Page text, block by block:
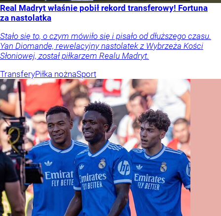
Real Madryt właśnie pobił rekord transferowy! Fortuna
za nastolatka
Stało się to, o czym mówiło się i pisało od dłuższego czasu.
Yan Diomande, rewelacyjny nastolatek z Wybrzeża Kości
Słoniowej, został piłkarzem Realu Madryt.
TransferyPiłka nożnaSport